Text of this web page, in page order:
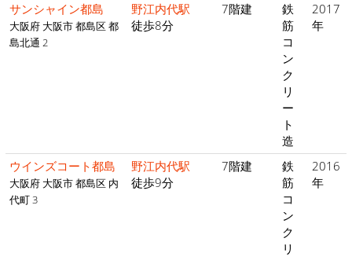
サンシャイン都島
大阪府 大阪市 都島区 都
島北通 2
野江内代駅
徒歩8分
7階建
鉄
筋
コ
ン
ク
リ
ー
ト
造
2017
年
ウインズコート都島
大阪府 大阪市 都島区 内
代町 3
野江内代駅
徒歩9分
7階建
鉄
筋
コ
ン
ク
リ
2016
年